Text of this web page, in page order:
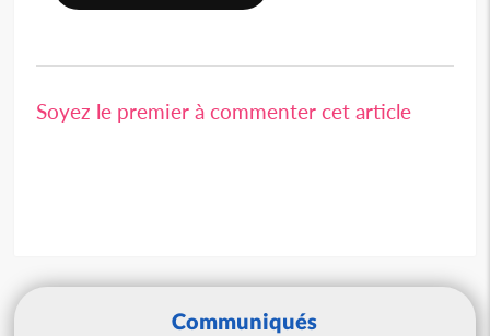
Soyez le premier à commenter cet article
Communiqués